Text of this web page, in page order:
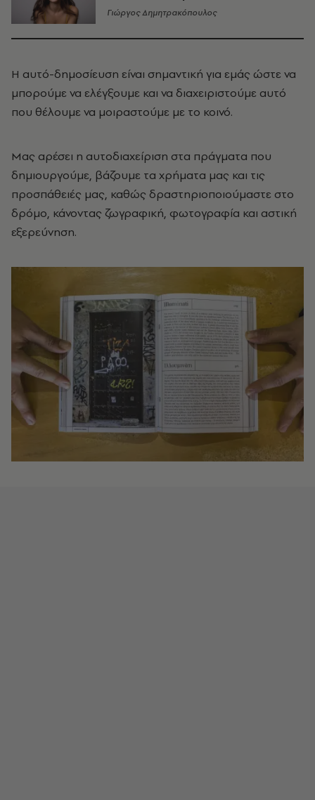
Γιώργος Δημητρακόπουλος
Η αυτό-δημοσίευση είναι σημαντική για εμάς ώστε να
μπορούμε να ελέγξουμε και να διαχειριστούμε αυτό
που θέλουμε να μοιραστούμε με το κοινό.
Μας αρέσει η αυτοδιαχείριση στα πράγματα που
δημιουργούμε, βάζουμε τα χρήματα μας και τις
προσπάθειές μας, καθώς δραστηριοποιούμαστε στο
δρόμο, κάνοντας ζωγραφική, φωτογραφία και αστική
εξερεύνηση.